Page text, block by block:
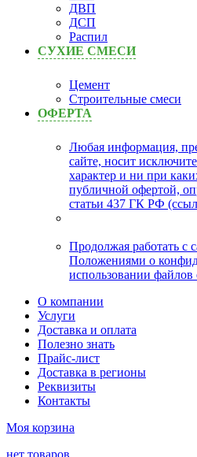
ДВП
ДСП
Распил
СУХИЕ СМЕСИ
Цемент
Строительные смеси
ОФЕРТА
Любая информация,
сайте, носит
характер и ни при
публичной офертой,
статьи 437 ГК РФ
Продолжая работать с
Положениями о
использовании файлов
О компании
Услуги
Доставка и оплата
Полезно знать
Прайс-лист
Доставка в регионы
Реквизиты
Контакты
Моя корзина